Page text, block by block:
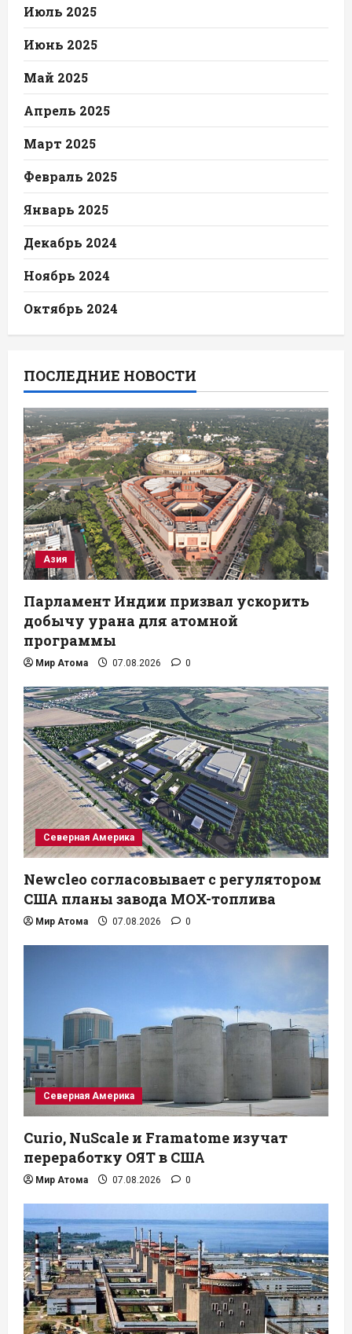
Июль 2025
Июнь 2025
Май 2025
Апрель 2025
Март 2025
Февраль 2025
Январь 2025
Декабрь 2024
Ноябрь 2024
Октябрь 2024
ПОСЛЕДНИЕ НОВОСТИ
Азия
Парламент Индии призвал ускорить
добычу урана для атомной
программы
Мир Атома 07.08.2026 0
Северная Америка
Newcleo согласовывает с регулятором
США планы завода MOX-топлива
Мир Атома 07.08.2026 0
Северная Америка
Curio, NuScale и Framatome изучат
переработку ОЯТ в США
Мир Атома 07.08.2026 0